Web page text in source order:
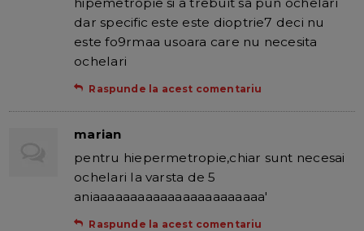
dar specific este este dioptrie7 deci nu
este fo9rmaa usoara care nu necesita
ochelari
Raspunde la acest comentariu
marian
pentru hiepermetropie,chiar sunt necesai
ochelari la varsta de 5
aniaaaaaaaaaaaaaaaaaaaaaaa'
Raspunde la acest comentariu